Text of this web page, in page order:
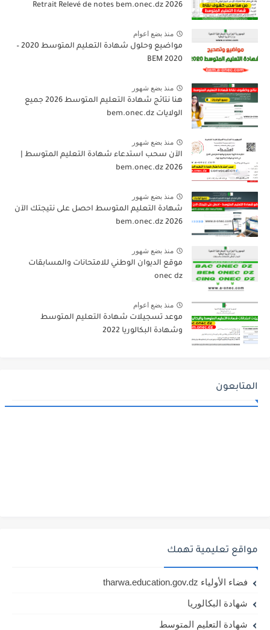
2026 Retrait Relevé de notes bem.onec.dz
منذ بضع اعوام
مواضيع وحلول شهادة التعليم المتوسط 2020 –
BEM 2020
منذ بضع شهور
هنا نتائج شهادة التعليم المتوسط 2026 جميع
الولايات bem.onec.dz
منذ بضع شهور
الآن سحب استدعاء شهادة التعليم المتوسط |
2026 bem.onec.dz
منذ بضع شهور
شهادة التعليم المتوسط احصل على نتيجتك الآن
bem.onec.dz 2026
منذ بضع شهور
موقع الديوان الوطني للامتحانات والمسابقات
onec dz
منذ بضع اعوام
موعد تسجيلات شهادة التعليم المتوسط
وشهادة البكالوريا 2022
المتابعون
مواقع تعليمية تهمك
فضاء الأولياء tharwa.education.gov.dz
شهادة البكالوريا
شهادة التعليم المتوسط